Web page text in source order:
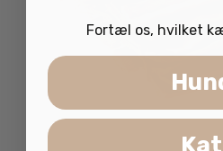
Fortæl os, hvilket
Kat